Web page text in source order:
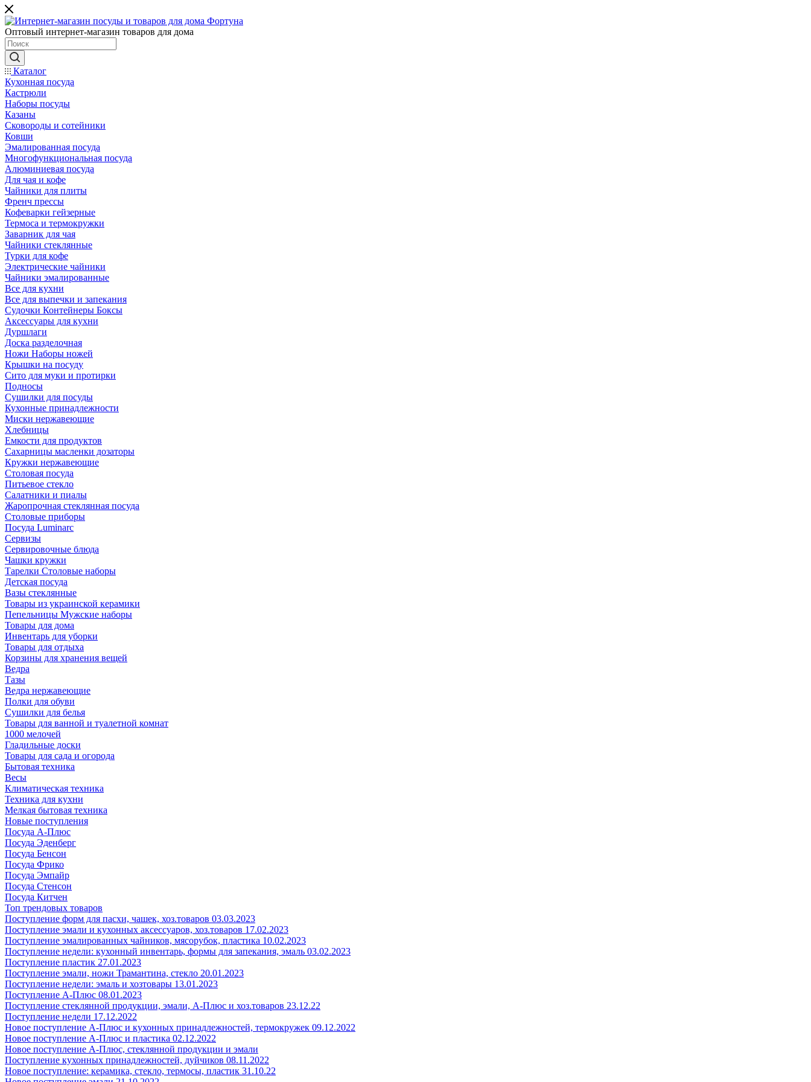
Оптовый интернет-магазин товаров для дома
Каталог
Кухонная посуда
Кастрюли
Наборы посуды
Казаны
Сковороды и сотейники
Ковши
Эмалированная посуда
Многофункциональная посуда
Алюминиевая посуда
Для чая и кофе
Чайники для плиты
Френч прессы
Кофеварки гейзерные
Термоса и термокружки
Заварник для чая
Чайники стеклянные
Турки для кофе
Электрические чайники
Чайники эмалированные
Все для кухни
Все для выпечки и запекания
Судочки Контейнеры Боксы
Аксессуары для кухни
Дуршлаги
Доска разделочная
Ножи Наборы ножей
Крышки на посуду
Сито для муки и протирки
Подносы
Сушилки для посуды
Кухонные принадлежности
Миски нержавеющие
Хлебницы
Емкости для продуктов
Сахарницы масленки дозаторы
Кружки нержавеющие
Столовая посуда
Питьевое стекло
Салатники и пиалы
Жаропрочная стеклянная посуда
Столовые приборы
Посуда Luminarс
Сервизы
Сервировочные блюда
Чашки кружки
Тарелки Столовые наборы
Детская посуда
Вазы стеклянные
Товары из украинской керамики
Пепельницы Мужские наборы
Товары для дома
Инвентарь для уборки
Товары для отдыха
Корзины для хранения вещей
Ведра
Тазы
Ведра нержавеющие
Полки для обуви
Сушилки для белья
Товары для ванной и туалетной комнат
1000 мелочей
Гладильные доски
Товары для сада и огорода
Бытовая техника
Весы
Климатическая техника
Техника для кухни
Мелкая бытовая техника
Новые поступления
Посуда А-Плюс
Посуда Эденберг
Посуда Бенсон
Посуда Фрико
Посуда Эмпайр
Посуда Стенсон
Посуда Китчен
Топ трендовых товаров
Поступление форм для пасхи, чашек, хоз.товаров 03.03.2023
Поступление эмали и кухонных аксессуаров, хоз.товаров 17.02.2023
Поступление эмалированных чайников, мясорубок, пластика 10.02.2023
Поступление недели: кухонный инвентарь, формы для запекания, эмаль 03.02.2023
Поступление пластик 27.01.2023
Поступление эмали, ножи Трамантина, стекло 20.01.2023
Поступление недели: эмаль и хозтовары 13.01.2023
Поступление А-Плюс 08.01.2023
Поступление стеклянной продукции, эмали, А-Плюс и хоз.товаров 23.12.22
Поступление недели 17.12.2022
Новое поступление А-Плюс и кухонных принадлежностей, термокружек 09.12.2022
Новое поступление А-Плюс и пластика 02.12.2022
Новое поступление А-Плюс, стеклянной продукции и эмали
Поступление кухонных принадлежностей, дуйчиков 08.11.2022
Новое поступление: керамика, стекло, термосы, пластик 31.10.22